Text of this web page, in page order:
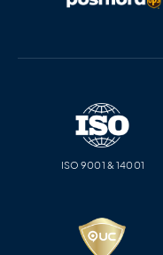
ISO 9001 & 14001